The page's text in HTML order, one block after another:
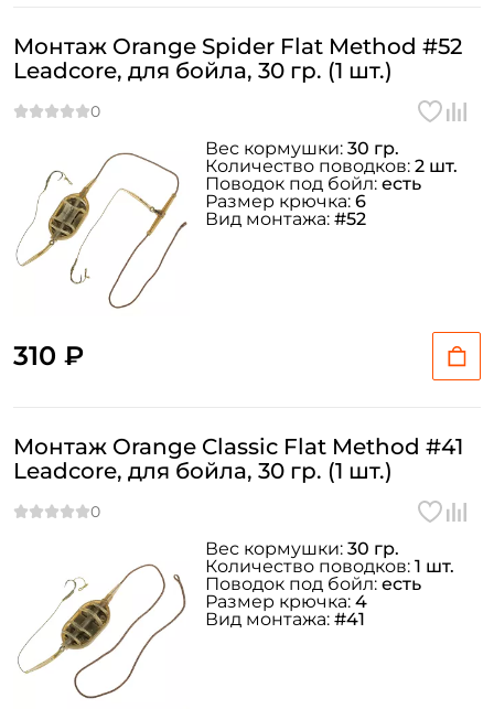
Монтаж Orange Spider Flat Method #52
Leadcore, для бойла, 30 гр. (1 шт.)
310 ₽
Вес кормушки: 30 гр.
Количество поводков: 2 шт.
Поводок под бойл: есть
Размер крючка: 6
Вид монтажа: #52
Монтаж Orange Classic Flat Method #41
Leadcore, для бойла, 30 гр. (1 шт.)
Вес кормушки: 30 гр.
Количество поводков: 1 шт.
Поводок под бойл: есть
Размер крючка: 4
Вид монтажа: #41